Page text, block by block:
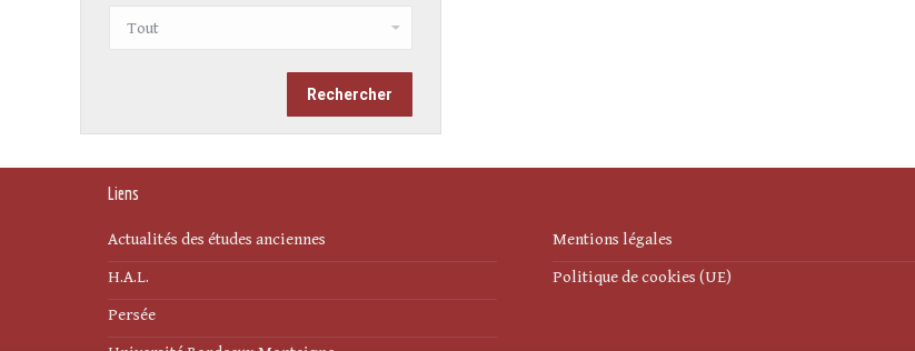
Liens
Actualités des études anciennes
H.A.L.
Persée
Mentions légales
Politique de cookies (UE)